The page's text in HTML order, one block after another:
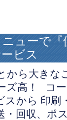
ューで
ビス
から大きな
ズ高！ コ
スから 印刷
・回収、ポ